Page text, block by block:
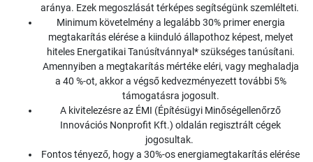
aránya. Ezek megoszlását térképes segítségünk szemlélteti.
Minimum követelmény a legalább 30% primer energia
megtakarítás elérése a kiinduló állapothoz képest, melyet
hiteles Energatikai Tanúsítvánnyal* szükséges tanúsítani.
Amennyiben a megtakarítás mértéke eléri, vagy meghaladja
a 40 %-ot, akkor a végső kedvezményezett további 5%
támogatásra jogosult.
A kivitelezésre az ÉMI (Építésügyi Minőségellenőrző
Innovációs Nonprofit Kft.) oldalán regisztrált cégek
jogosultak.
Fontos tényező, hogy a 30%-os energiamegtakarítás elérése